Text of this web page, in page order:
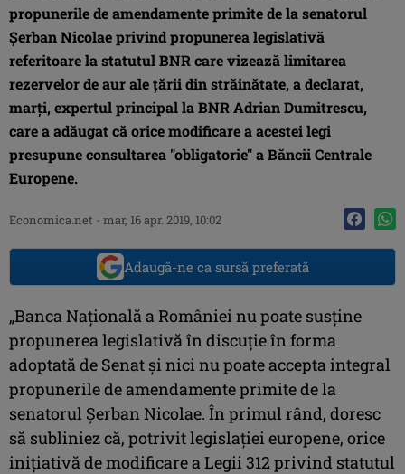
propunerile de amendamente primite de la senatorul
Şerban Nicolae privind propunerea legislativă
referitoare la statutul BNR care vizează limitarea
rezervelor de aur ale ţării din străinătate, a declarat,
marţi, expertul principal la BNR Adrian Dumitrescu,
care a adăugat că orice modificare a acestei legi
presupune consultarea "obligatorie" a Băncii Centrale
Europene.
Economica.net - mar, 16 apr. 2019, 10:02
Adaugă-ne ca sursă preferată
„Banca Naţională a României nu poate susţine
propunerea legislativă în discuţie în forma
adoptată de Senat şi nici nu poate accepta integral
propunerile de amendamente primite de la
senatorul Şerban Nicolae. În primul rând, doresc
să subliniez că, potrivit legislaţiei europene, orice
iniţiativă de modificare a Legii 312 privind statutul